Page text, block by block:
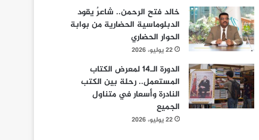
خالد فتح الرحمن.. شاعرٌ يقود
الدبلوماسية الحضارية من بوابة
الحوار الحضاري
22 يوليو، 2026
الدورة الـ14 لمعرض الكتاب
المستعمل.. رحلة بين الكتب
النادرة وأسعار في متناول
الجميع
22 يوليو، 2026